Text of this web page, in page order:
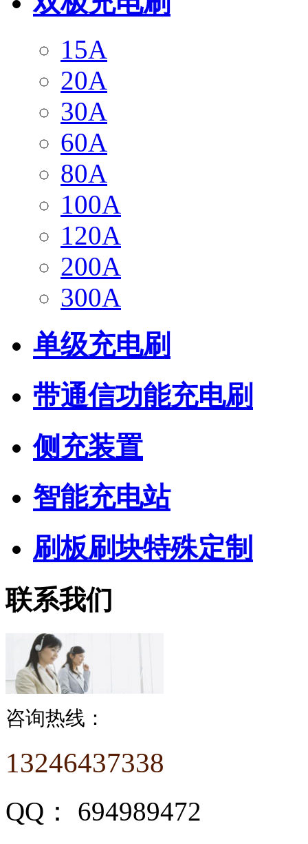
15A
20A
30A
60A
80A
100A
120A
200A
300A
单级充电刷
带通信功能充电刷
侧充装置
智能充电站
刷板刷块特殊定制
联系我们
咨询热线：
13246437338
QQ：
694989472